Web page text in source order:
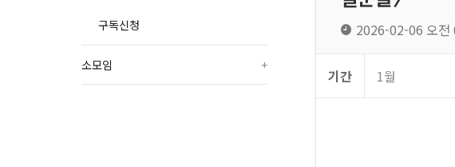
구독신청
소모임 +
2026-02-06 오전
기간 1월